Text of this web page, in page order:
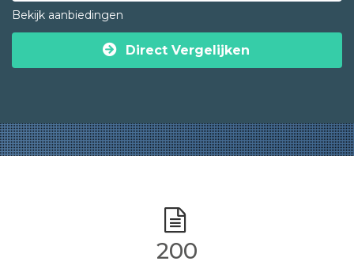
Bekijk aanbiedingen
Direct Vergelijken
200